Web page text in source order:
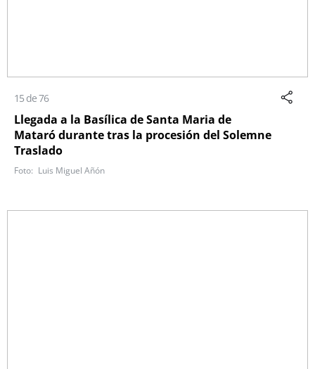
15 de 76
Llegada a la Basílica de Santa Maria de
Mataró durante tras la procesión del Solemne
Traslado
Luis Miguel Añón